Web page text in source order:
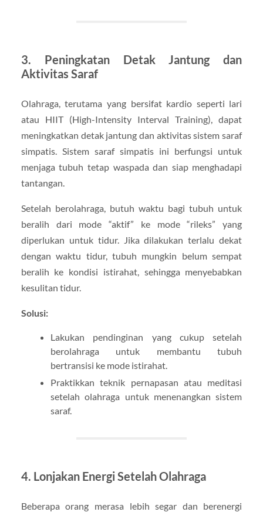
3. Peningkatan Detak Jantung dan
Aktivitas Saraf
Olahraga, terutama yang bersifat kardio seperti lari
atau HIIT (High-Intensity Interval Training), dapat
meningkatkan detak jantung dan aktivitas sistem saraf
simpatis. Sistem saraf simpatis ini berfungsi untuk
menjaga tubuh tetap waspada dan siap menghadapi
tantangan.
Setelah berolahraga, butuh waktu bagi tubuh untuk
beralih dari mode “aktif” ke mode “rileks” yang
diperlukan untuk tidur. Jika dilakukan terlalu dekat
dengan waktu tidur, tubuh mungkin belum sempat
beralih ke kondisi istirahat, sehingga menyebabkan
kesulitan tidur.
Solusi:
Lakukan pendinginan yang cukup setelah
berolahraga untuk membantu tubuh
bertransisi ke mode istirahat.
Praktikkan teknik pernapasan atau meditasi
setelah olahraga untuk menenangkan sistem
saraf.
4. Lonjakan Energi Setelah Olahraga
Beberapa orang merasa lebih segar dan berenergi